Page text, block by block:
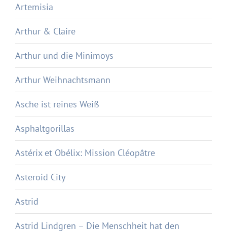
Artemisia
Arthur & Claire
Arthur und die Minimoys
Arthur Weihnachtsmann
Asche ist reines Weiß
Asphaltgorillas
Astérix et Obélix: Mission Cléopâtre
Asteroid City
Astrid
Astrid Lindgren – Die Menschheit hat den